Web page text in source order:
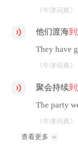
《牛津词典》
他们渡海到
They have
《牛津词典》
聚会持续到
The party
《牛津词典》
查看更多